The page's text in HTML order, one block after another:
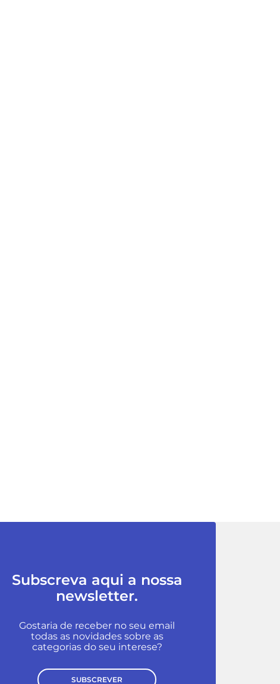
Subscreva aqui a nossa
newsletter.
Gostaria de receber no seu email
todas as novidades sobre as
categorias do seu interese?
SUBSCREVER